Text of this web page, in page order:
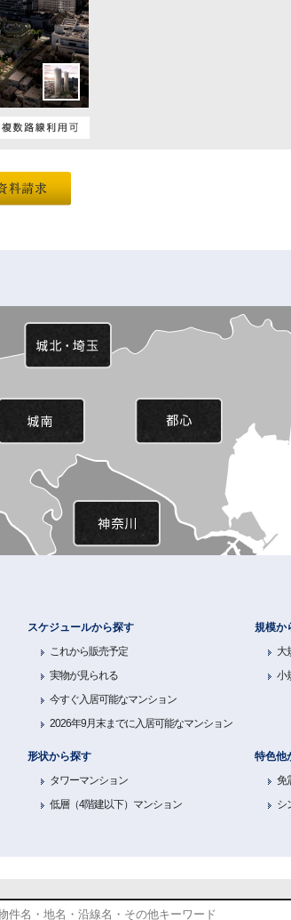
スケジュールから探す
これから販売予定
実物が見られる
今すぐ入居可能なマンション
2026年9月末までに入居可能なマンション
規模か
大
小
形状から探す
タワーマンション
低層（4階建以下）マンション
特色他
免
シ